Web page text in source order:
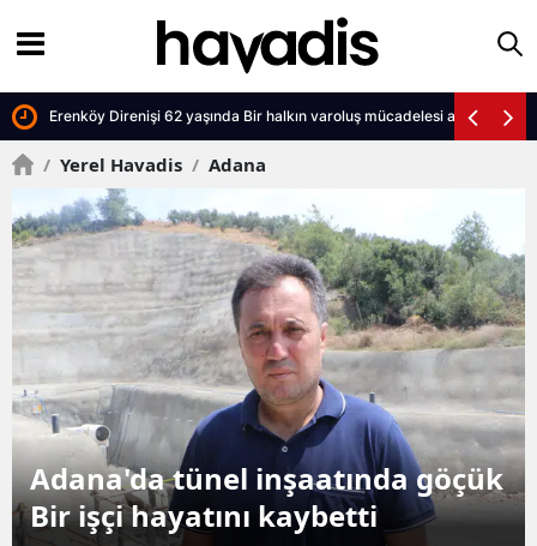
Erenköy Direnişi 62 yaşında Bir halkın varoluş mücadelesi anıldı
/ Yerel Havadis / Adana
Adana'da tünel çalışmasında
göçük Bir işçi hayatını